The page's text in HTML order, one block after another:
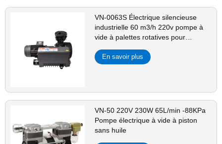
VN-0063S Électrique silencieuse
industrielle 60 m3/h 220v pompe à
vide à palettes rotatives pour
En savoir plus
VN-50 220V 230W 65L/min -88KPa
Pompe électrique à vide à piston
sans huile